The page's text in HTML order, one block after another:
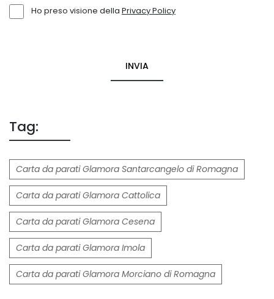
Ho preso visione della Privacy Policy
INVIA
Tag:
Carta da parati Glamora Santarcangelo di Romagna
Carta da parati Glamora Cattolica
Carta da parati Glamora Cesena
Carta da parati Glamora Imola
Carta da parati Glamora Morciano di Romagna